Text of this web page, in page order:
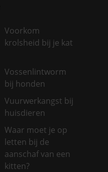
Voorkom
krolsheid bij je kat
Vossenlintworm
bij honden
Vuurwerkangst bij
huisdieren
Waar moet je op
letten bij de
aanschaf van een
kitten?